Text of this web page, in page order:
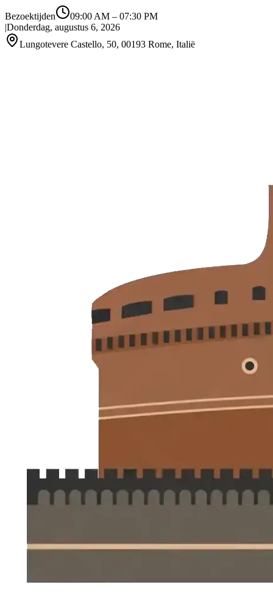
Bezoektijden 09:00 AM – 07:30 PM
|Donderdag, augustus 6, 2026
Lungotevere Castello, 50, 00193 Rome, Italië